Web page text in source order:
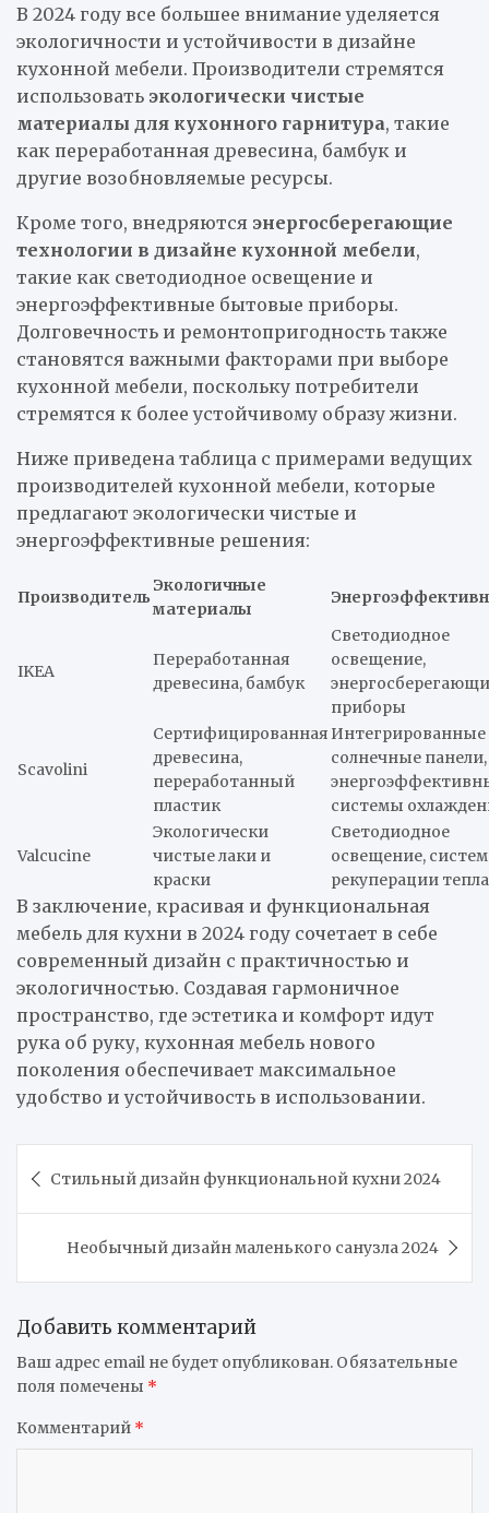
В 2024 году все большее внимание уделяется
экологичности и устойчивости в дизайне
кухонной мебели. Производители стремятся
использовать экологически чистые
материалы для кухонного гарнитура, такие
как переработанная древесина, бамбук и
другие возобновляемые ресурсы.
Кроме того, внедряются энергосберегающие
технологии в дизайне кухонной мебели,
такие как светодиодное освещение и
энергоэффективные бытовые приборы.
Долговечность и ремонтопригодность также
становятся важными факторами при выборе
кухонной мебели, поскольку потребители
стремятся к более устойчивому образу жизни.
Ниже приведена таблица с примерами ведущих
производителей кухонной мебели, которые
предлагают экологически чистые и
энергоэффективные решения:
Производитель
Экологичные
материалы
IKEA
Переработанная
древесина, бамбук
Светодиодное
освещение,
приборы
Scavolini
Сертифицированная
древесина,
переработанный
пластик
Интегрированные
солнечные панели,
системы
Valcucine
Экологически
чистые лаки и
краски
Светодиодное
освещение,
рекуперации тепла
В заключение, красивая и функциональная
мебель для кухни в 2024 году сочетает в себе
современный дизайн с практичностью и
экологичностью. Создавая гармоничное
пространство, где эстетика и комфорт идут
рука об руку, кухонная мебель нового
поколения обеспечивает максимальное
удобство и устойчивость в использовании.
по
записям
Стильный дизайн функциональной кухни 2024
Необычный дизайн маленького санузла 2024
Добавить комментарий
Ваш адрес email не будет опубликован. Обязательные
поля помечены *
Комментарий *